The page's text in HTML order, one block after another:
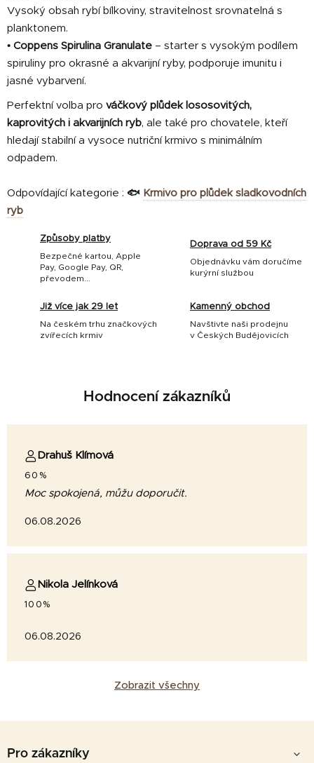
Vysoký obsah rybí bílkoviny, stravitelnost srovnatelná s
planktonem.
• Coppens Spirulina Granulate – starter s vysokým podílem
spiruliny pro okrasné a akvarijní ryby, podporuje imunitu i
jasné vybarvení.
Perfektní volba pro váčkový plůdek lososovitých,
kaprovitých i akvarijních ryb, ale také pro chovatele, kteří
hledají stabilní a vysoce nutriční krmivo s minimálním
odpadem.
Odpovídající kategorie : 🐟 Krmivo pro plůdek sladkovodních
ryb
Způsoby platby
Bezpečné kartou, Apple
Pay, Google Pay, QR,
převodem...
Doprava od 59 Kč
Objednávku vám doručíme
kurýrní službou
Již více jak 29 let
Na českém trhu značkových
zvířecích krmiv
Kamenný obchod
Navštivte naši prodejnu
v Českých Budějovicích
Hodnocení zákazníků
Drahuš Klímová
60%
Moc spokojená, můžu doporučit.
06.08.2026
Nikola Jelínková
100%
06.08.2026
Zobrazit všechny
Pro zákazníky